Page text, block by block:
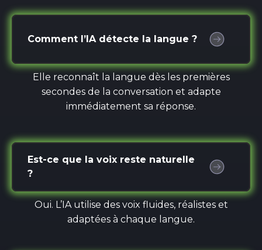
Comment l’IA détecte la langue ?
Elle reconnaît la langue dès les premières
secondes de la conversation et adapte
immédiatement sa réponse.
Est-ce que la voix reste naturelle
?
Oui. L’IA utilise des voix fluides, réalistes et
adaptées à chaque langue.